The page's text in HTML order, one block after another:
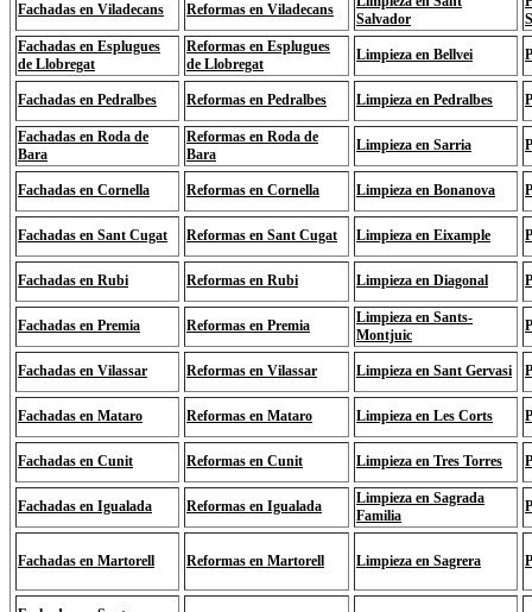
Fachadas en Viladecans Reformas en Viladecans
Salvador
Fachadas en Esplugues
de Llobregat
Reformas en Esplugues
de Llobregat
Limpieza en Bellvei
Fachadas en Pedralbes Reformas en Pedralbes Limpieza en Pedralbes
Fachadas en Roda de
Bara
Reformas en Roda de
Bara
Limpieza en Sarria
Fachadas en Cornella Reformas en Cornella Limpieza en Bonanova
Fachadas en Sant Cugat Reformas en Sant Cugat Limpieza en Eixample
Fachadas en Rubi Reformas en Rubi Limpieza en Diagonal
Fachadas en Premia Reformas en Premia
Limpieza en Sants-
Montjuic
Fachadas en Vilassar Reformas en Vilassar Limpieza en Sant Gervasi
Fachadas en Mataro Reformas en Mataro Limpieza en Les Corts
Fachadas en Cunit Reformas en Cunit Limpieza en Tres Torres
Fachadas en Igualada Reformas en Igualada
Limpieza en Sagrada
Familia
Fachadas en Martorell Reformas en Martorell Limpieza en Sagrera